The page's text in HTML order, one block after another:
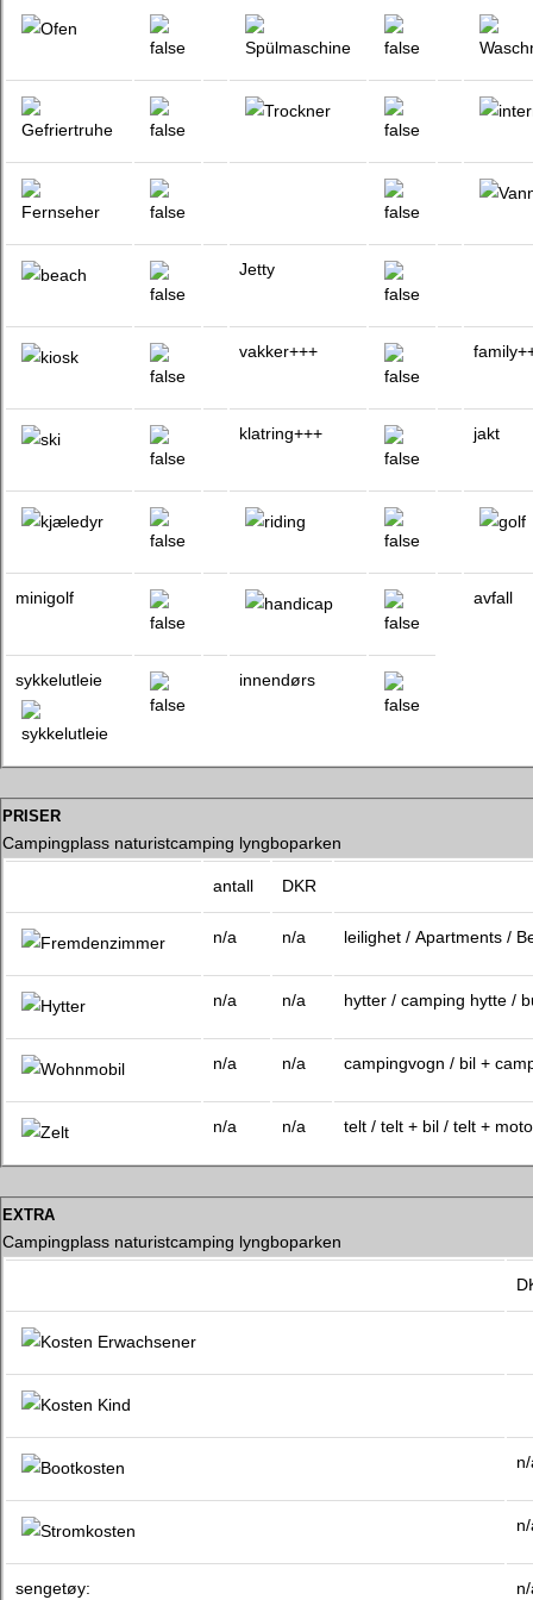
Jetty
vakker+++
klatring+++ jakt
minigolf avfall
sykkelutleie innendørs
priser
Campingplass naturistcamping lyngboparken
antall DKR
n/a n/a leilighet / Apartments /
n/a n/a hytter / camping hytte /
n/a n/a campingvogn / bil +
n/a n/a telt / telt + bil / telt +
extra
Campingplass naturistcamping lyngboparken
sengetøy: